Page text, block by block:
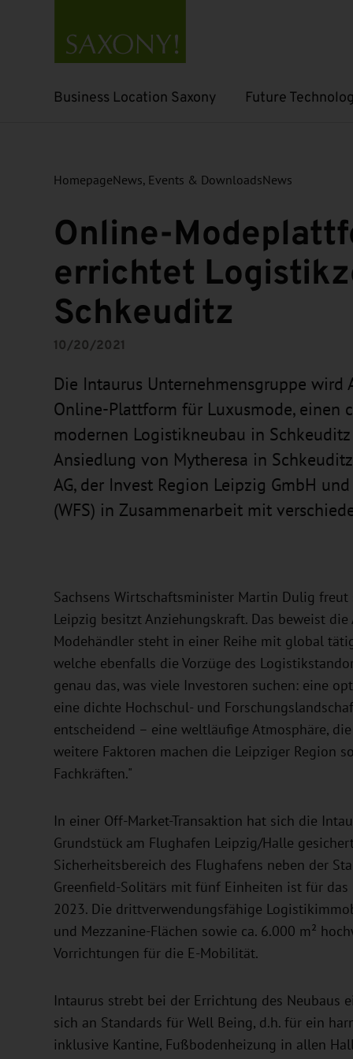
Business Location Saxony
Open submenu Future
Open submenu
HomepageNews, Events & DownloadsNews
Online-
errichtet
Schkeuditz
10/20/2021
Die Intaurus Unternehmensgruppe
Online-Plattform für Luxusmode, einen
modernen Logistikneubau in
Ansiedlung von Mytheresa in
AG, der Invest Region Leipzig GmbH
(WFS) in Zusammenarbeit mit
Sachsens Wirtschaftsminister Martin Dulig
Leipzig besitzt Anziehungskraft. Das beweist
Modehändler steht in einer Reihe mit global
welche ebenfalls die Vorzüge des
genau das, was viele Investoren suchen: eine
eine dichte Hochschul- und
entscheidend – eine weltläufige Atmosphäre,
weitere Faktoren machen die Leipziger Region
Fachkräften."
In einer Off-Market-Transaktion hat sich die
Grundstück am Flughafen Leipzig/Halle
Sicherheitsbereich des Flughafens neben der
Greenfield-Solitärs mit fünf Einheiten ist für
2023. Die drittverwendungsfähige
und Mezzanine-Flächen sowie ca. 6.000 m²
Vorrichtungen für die E-Mobilität.
Intaurus strebt bei der Errichtung des Neubaus
sich an Standards für Well Being, d.h. für ein
inklusive Kantine, Fußbodenheizung in allen